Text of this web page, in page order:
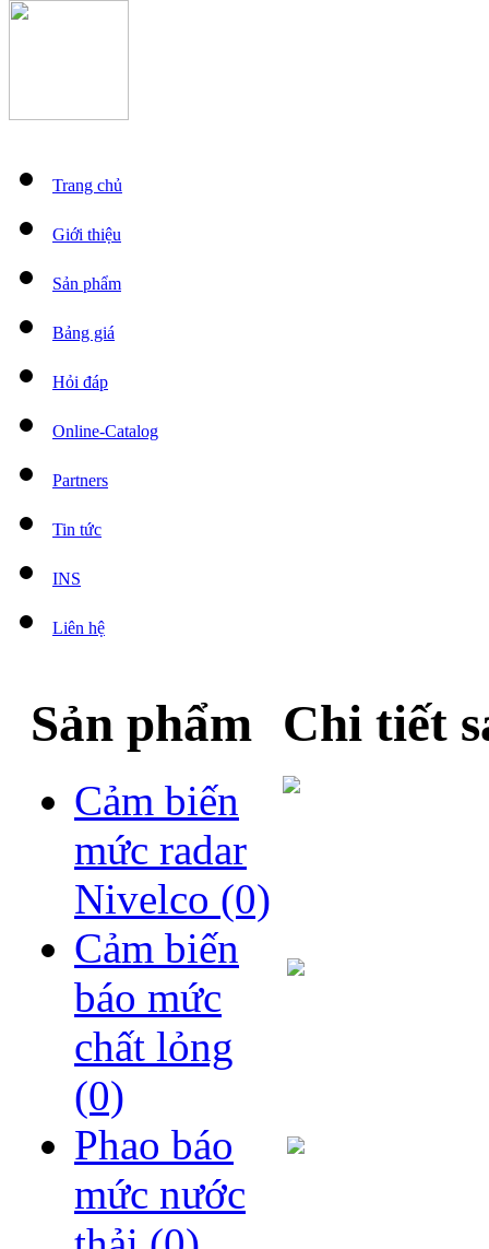
Trang chủ
Giới thiệu
Sản phẩm
Bảng giá
Hỏi đáp
Online-Catalog
Partners
Tin tức
INS
Liên hệ
Sản phẩm
Cảm biến
mức radar
Nivelco (0)
Cảm biến
báo mức
chất lỏng
(0)
Phao báo
mức nước
Chi tiết